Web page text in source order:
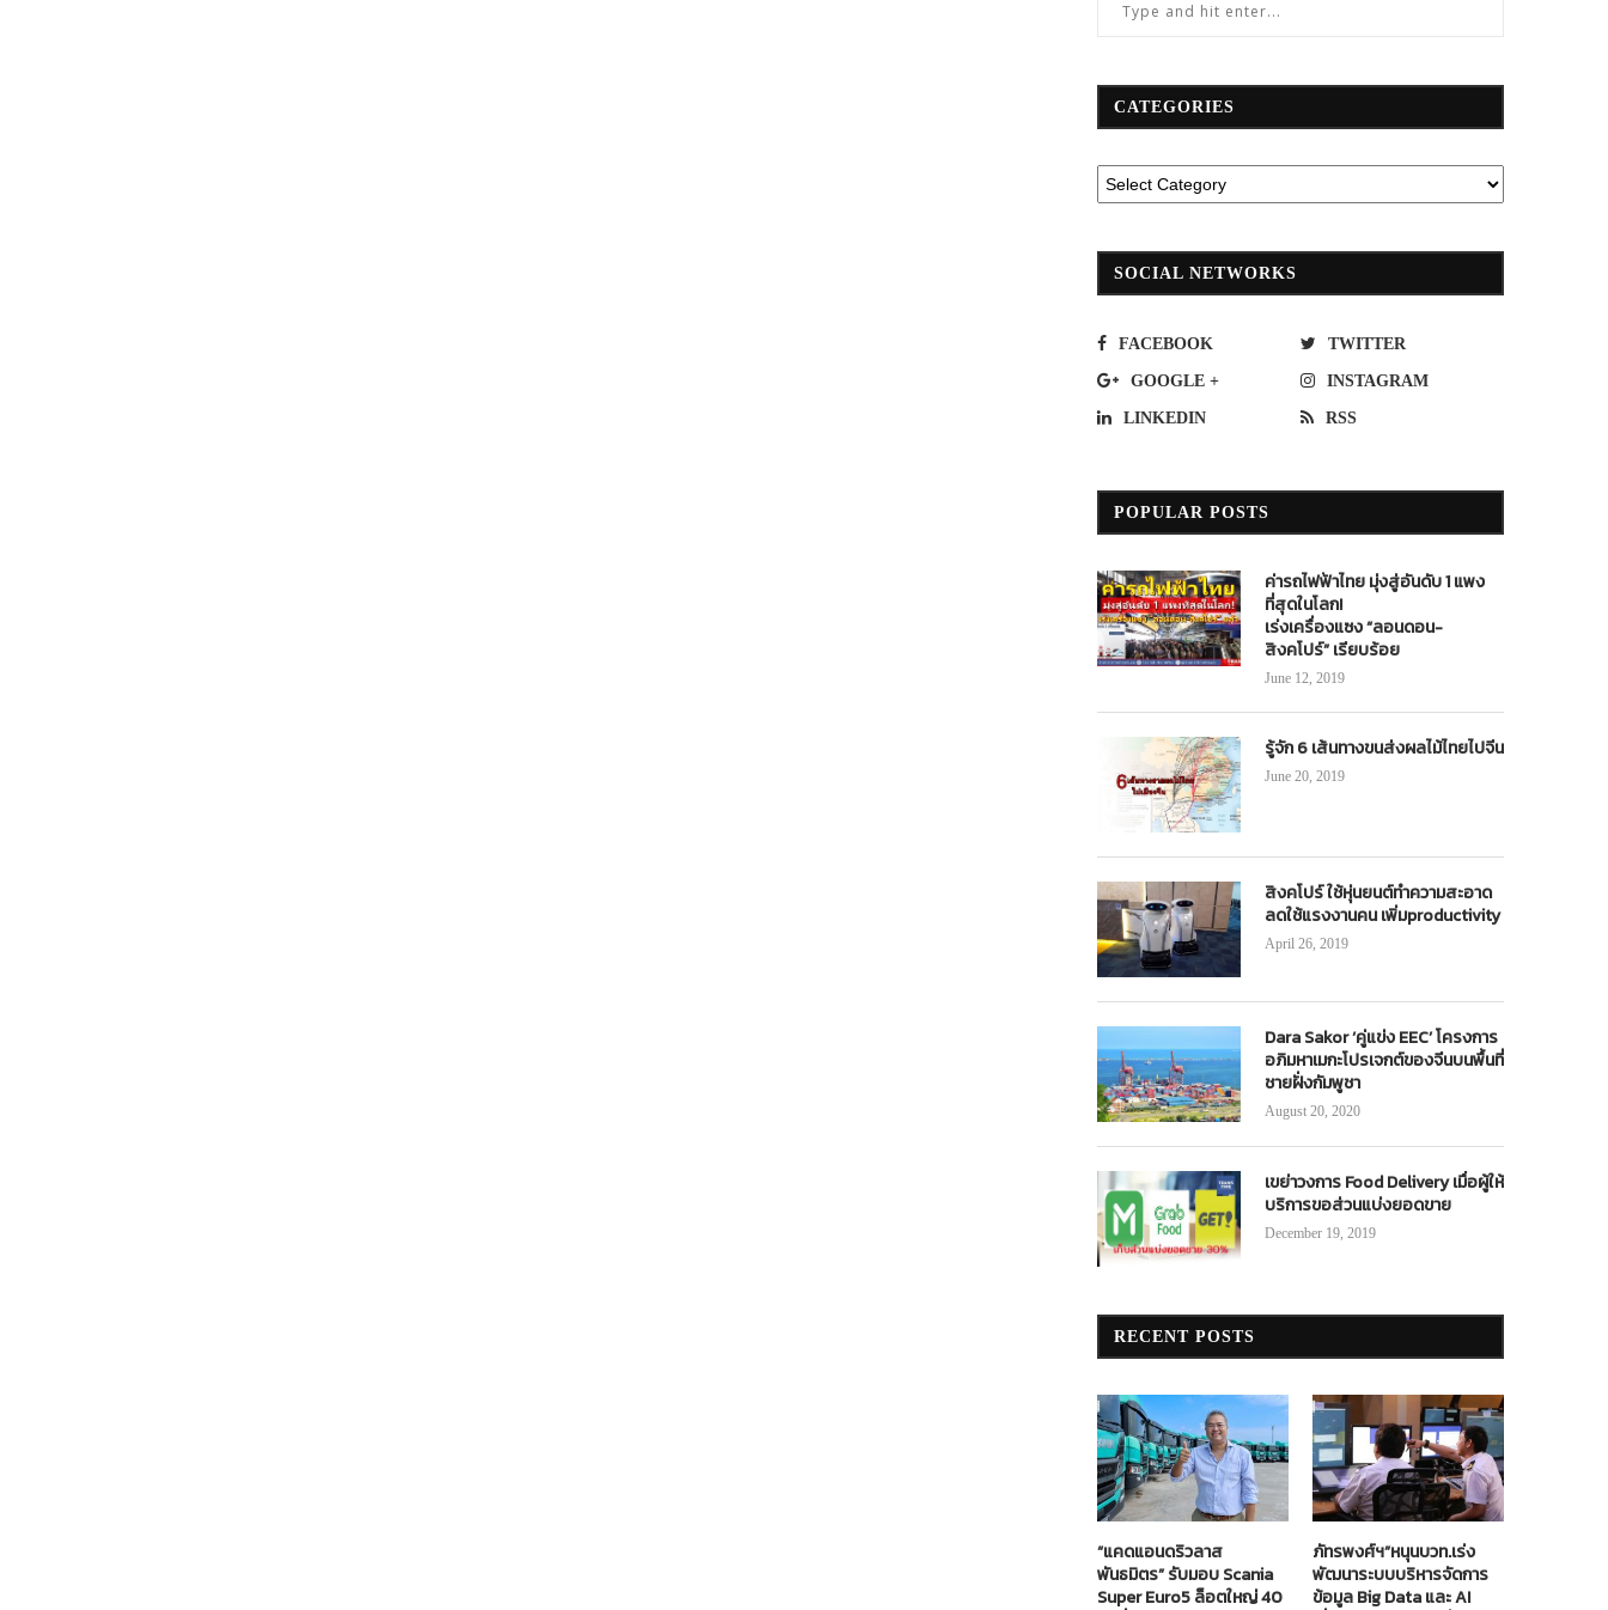
CATEGORIES
SOCIAL NETWORKS
FACEBOOK TWITTER
GOOGLE + INSTAGRAM
LINKEDIN RSS
POPULAR POSTS
ค่ารถไฟฟ้าไทย มุ่งสู่อันดับ 1 แพง
ที่สุดในโลก!
เร่งเครื่องแซง “ลอนดอน-
สิงคโปร์” เรียบร้อย
June 12, 2019
รู้จัก 6 เส้นทางขนส่งผลไม้ไทยไปจีน
June 20, 2019
สิงคโปร์ ใช้หุ่นยนต์ทำความสะอาด
ลดใช้แรงงานคน เพิ่มproductivity
April 26, 2019
Dara Sakor ‘คู่แข่ง EEC’ โครงการ
อภิมหาเมกะโปรเจกต์ของจีนบนพื้นที่
ชายฝั่งกัมพูชา
August 20, 2020
เขย่าวงการ Food Delivery เมื่อผู้ให้
บริการขอส่วนแบ่งยอดขาย
December 19, 2019
RECENT POSTS
“แคดแอนดริวลาส
พันธมิตร” รับมอบ Scania
Super Euro5 ล็อตใหญ่ 40
ภัทรพงศ์ฯ”หนุนบวท.เร่ง
พัฒนาระบบบริหารจัดการ
ข้อมูล Big Data และ AI